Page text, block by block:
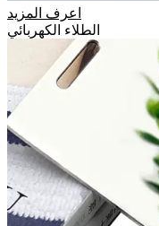
اعرف المزيد
الطلاء الكهربائي